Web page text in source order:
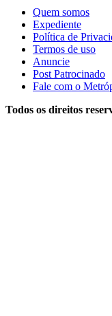
Quem somos
Expediente
Política de
Termos de uso
Anuncie
Post Patrocinado
Fale com o
Todos os direitos